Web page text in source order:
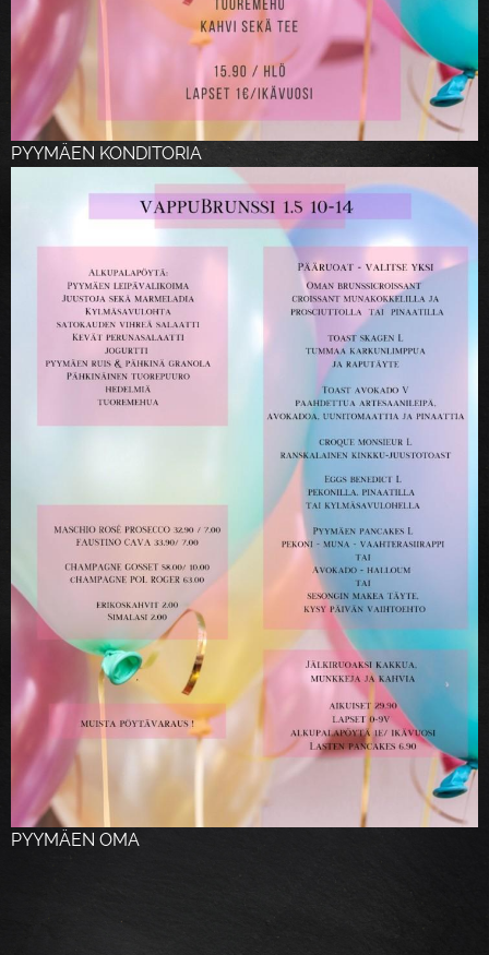
PYYMÄEN KONDITORIA
PYYMÄEN OMA